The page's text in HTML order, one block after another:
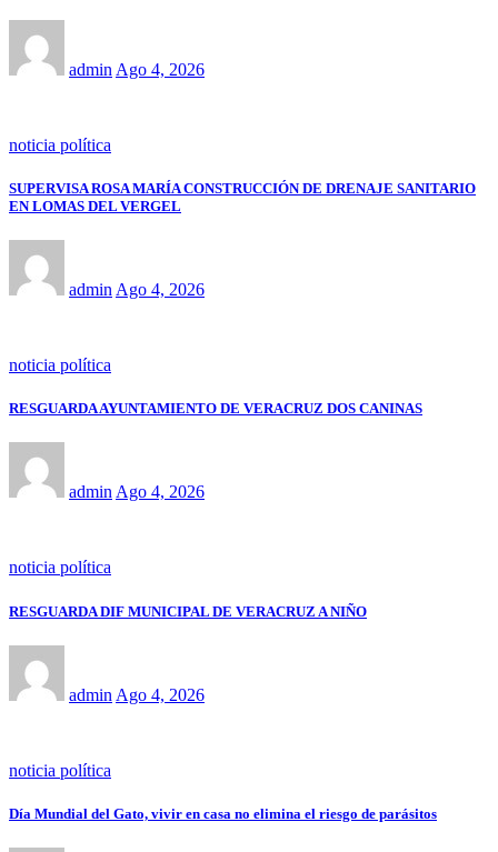
admin Ago 4, 2026
noticia política
SUPERVISA ROSA MARÍA CONSTRUCCIÓN DE DRENAJE SANITARIO
EN LOMAS DEL VERGEL
admin Ago 4, 2026
noticia política
RESGUARDA AYUNTAMIENTO DE VERACRUZ DOS CANINAS
adminAgo 4, 2026
noticia política
RESGUARDA DIF MUNICIPAL DE VERACRUZ A NIÑO
admin Ago 4, 2026
noticia política
Día Mundial del Gato, vivir en casa no elimina el riesgo de parásitos